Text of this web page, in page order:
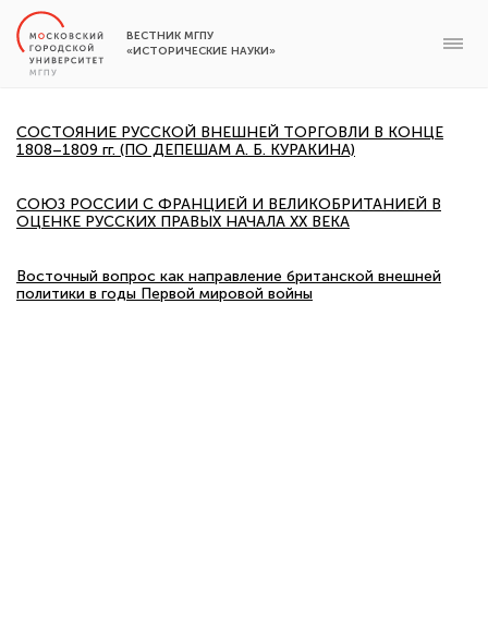
ВЕСТНИК МГПУ
«ИСТОРИЧЕСКИЕ НАУКИ»
СОСТОЯНИЕ РУССКОЙ ВНЕШНЕЙ ТОРГОВЛИ В КОНЦЕ
1808–1809 гг. (ПО ДЕПЕШАМ А. Б. КУРАКИНА)
СОЮЗ РОССИИ С ФРАНЦИЕЙ И ВЕЛИКОБРИТАНИЕЙ В
ОЦЕНКЕ РУССКИХ ПРАВЫХ НАЧАЛА XX ВЕКА
Восточный вопрос как направление британской внешней
политики в годы Первой мировой войны